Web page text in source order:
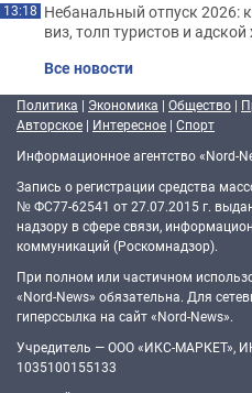
13:18 Небанальный отпуск 2026:
виз, толп туристов и
Все новости
Политика | Экономика | Общество |
Авторское | Интересное | Спорт
Информационное агентство «Nord-
Запись о регистрации средства
№ ФС77-62541 от 27.07.2015 г.
надзору в сфере связи,
коммуникаций (Роскомнадзор).
При полном или частичном
«Nord-News» обязательна. Для
гиперссылка на сайт «Nord-News».
Учредитель — ООО «ИКС-МАРКЕТ»,
1035100155133